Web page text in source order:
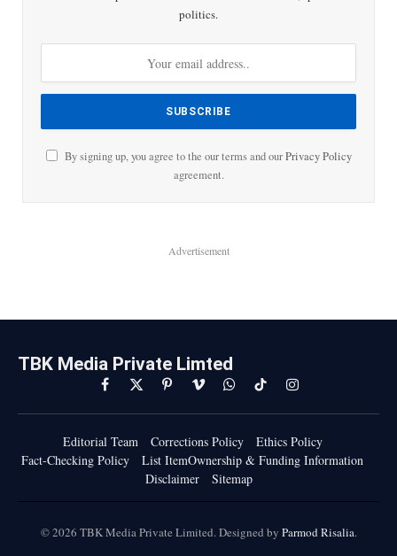
politics.
By signing up, you agree to the our terms and ourPrivacy Policy
agreement.
Advertisement
TBK Media Private Limted
Facebook
X
(Twitter)
PinterestVimeoWhatsAppTikTokInstagram
Editorial Team Corrections Policy
Ethics Policy
Fact-Checking Policy
List ItemOwnership & Funding Information
Disclaimer
Sitemap
© 2026 TBK Media Private Limited. Designed by Parmod Risalia.